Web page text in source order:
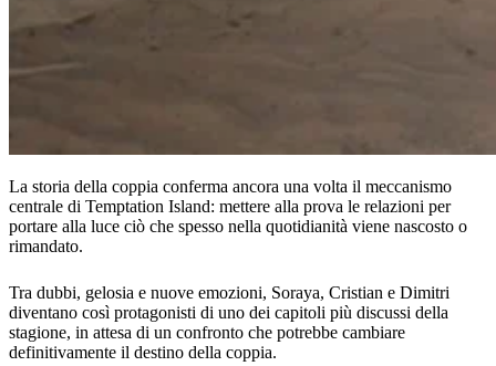
La storia della coppia conferma ancora una volta il meccanismo
centrale di Temptation Island: mettere alla prova le relazioni per
portare alla luce ciò che spesso nella quotidianità viene nascosto o
rimandato.
Tra dubbi, gelosia e nuove emozioni, Soraya, Cristian e Dimitri
diventano così protagonisti di uno dei capitoli più discussi della
stagione, in attesa di un confronto che potrebbe cambiare
definitivamente il destino della coppia.